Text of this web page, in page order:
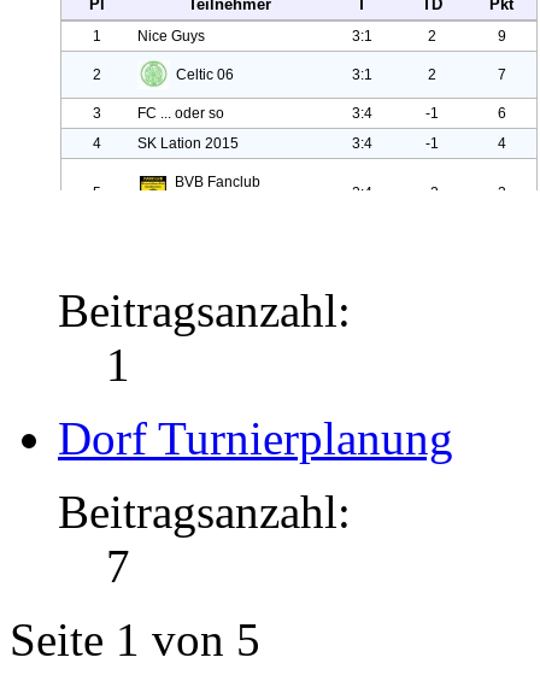
Beitragsanzahl:
1
Dorf Turnierplanung
Beitragsanzahl:
7
Seite 1 von 5